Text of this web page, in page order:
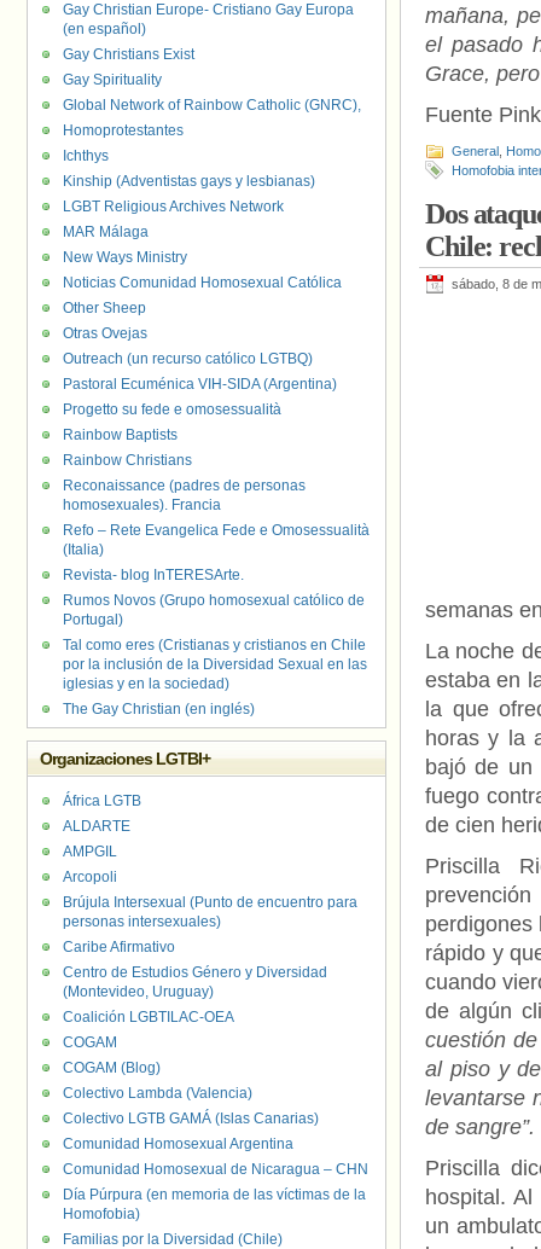
mañana,
el pasado
Grace,
Fuente
General
Homofobia
Dos
Chile:
sábado, 8 de
semanas
La noche
estaba en
la que
horas y la
bajó de un
fuego
de cien
Priscilla
perdigones
rápido y
cuando
de algún
cuestión
al piso y
levantarse
de sangre”.
Priscilla
hospital.
un
Gay Christian Europe- Cristiano Gay Europa
(en español)
Gay Christians Exist
Gay Spirituality
Global Network of Rainbow Catholic (GNRC),
Homoprotestantes
Ichthys
Kinship (Adventistas gays y lesbianas)
LGBT Religious Archives Network
MAR Málaga
New Ways Ministry
Noticias Comunidad Homosexual Católica
Other Sheep
Otras Ovejas
Outreach (un recurso católico LGTBQ)
Pastoral Ecuménica VIH-SIDA (Argentina)
Progetto su fede e omosessualità
Rainbow Baptists
Rainbow Christians
Reconaissance (padres de personas
homosexuales). Francia
Refo – Rete Evangelica Fede e Omosessualità
(Italia)
Revista- blog InTERESArte.
Rumos Novos (Grupo homosexual católico de
Portugal)
Tal como eres (Cristianas y cristianos en Chile
por la inclusión de la Diversidad Sexual en las
iglesias y en la sociedad)
The Gay Christian (en inglés)
Organizaciones LGTBI+
África LGTB
ALDARTE
AMPGIL
Arcopoli
Brújula Intersexual (Punto de encuentro para
personas intersexuales)
Caribe Afirmativo
Centro de Estudios Género y Diversidad
(Montevideo, Uruguay)
Coalición LGBTILAC-OEA
COGAM
COGAM (Blog)
Colectivo Lambda (Valencia)
Colectivo LGTB GAMÁ (Islas Canarias)
Comunidad Homosexual Argentina
Comunidad Homosexual de Nicaragua – CHN
Día Púrpura (en memoria de las víctimas de la
Homofobia)
Familias por la Diversidad (Chile)